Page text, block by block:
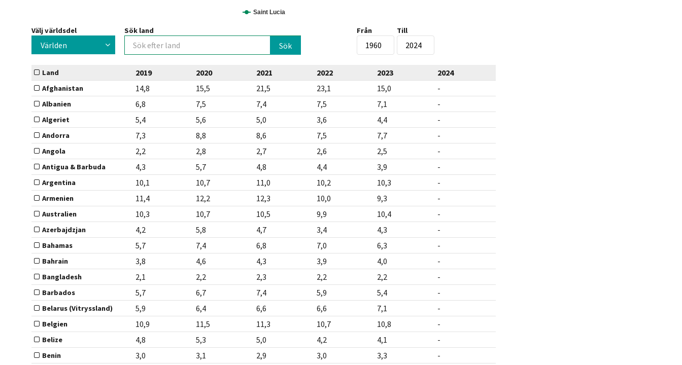
Saint Lucia
Välj världsdel
Världen
Sök land Från Till
Land 2019 2020 2021 2022 2023 2024
Afghanistan 14,8 15,5 21,5 23,1 15,0 -
Albanien 6,8 7,5 7,4 7,5 7,1 -
Algeriet 5,4 5,6 5,0 3,6 4,4 -
Andorra 7,3 8,8 8,6 7,5 7,7 -
Angola 2,2 2,8 2,7 2,6 2,5 -
Antigua & Barbuda 4,3 5,7 4,8 4,4 3,9 -
Argentina 10,1 10,7 11,0 10,2 10,3 -
Armenien 11,4 12,2 12,3 10,0 9,3 -
Australien 10,3 10,7 10,5 9,9 10,4 -
Azerbajdzjan 4,2 5,8 4,7 3,4 4,3 -
Bahamas 5,7 7,4 6,8 7,0 6,3 -
Bahrain 3,8 4,6 4,3 3,9 4,0 -
Bangladesh 2,1 2,2 2,3 2,2 2,2 -
Barbados 5,7 6,7 7,4 5,9 5,4 -
Belarus (Vitryssland) 5,9 6,4 6,6 6,6 7,1 -
Belgien 10,9 11,5 11,3 10,7 10,8 -
Belize 4,8 5,3 5,0 4,2 4,1 -
Benin 3,0 3,1 2,9 3,0 3,3 -